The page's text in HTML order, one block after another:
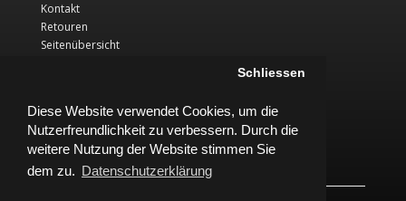
Diese Website verwendet Cookies, um die
Nutzerfreundlichkeit zu verbessern. Durch die
weitere Nutzung der Website stimmen Sie
dem zu. Datenschutzerklärung
Schliessen
Kontakt
Retouren
Seitenübersicht
Auftragsverlauf
Wunschliste
Newsletter